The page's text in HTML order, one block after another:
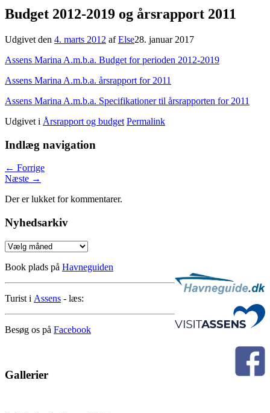
Budget 2012-2019 og årsrapport 2011
Udgivet den 4. marts 2012 afElse28. januar 2017
Assens Marina A.m.b.a. Budget for perioden 2012-2019
Assens Marina A.m.b.a. årsrapport for 2011
Assens Marina A.m.b.a. Specifikationer til årsrapporten for 2011
Udgivet i Årsrapport og budget Permalink
Indlæg navigation
← Forrige
Næste →
Der er lukket for kommentarer.
Nyhedsarkiv
Nyhedsarkiv
Book plads på Havneguiden
Turist i Assens - læs:
Besøg os på Facebook
Gallerier